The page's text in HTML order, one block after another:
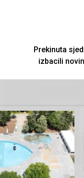
Prekinuta
izbacili